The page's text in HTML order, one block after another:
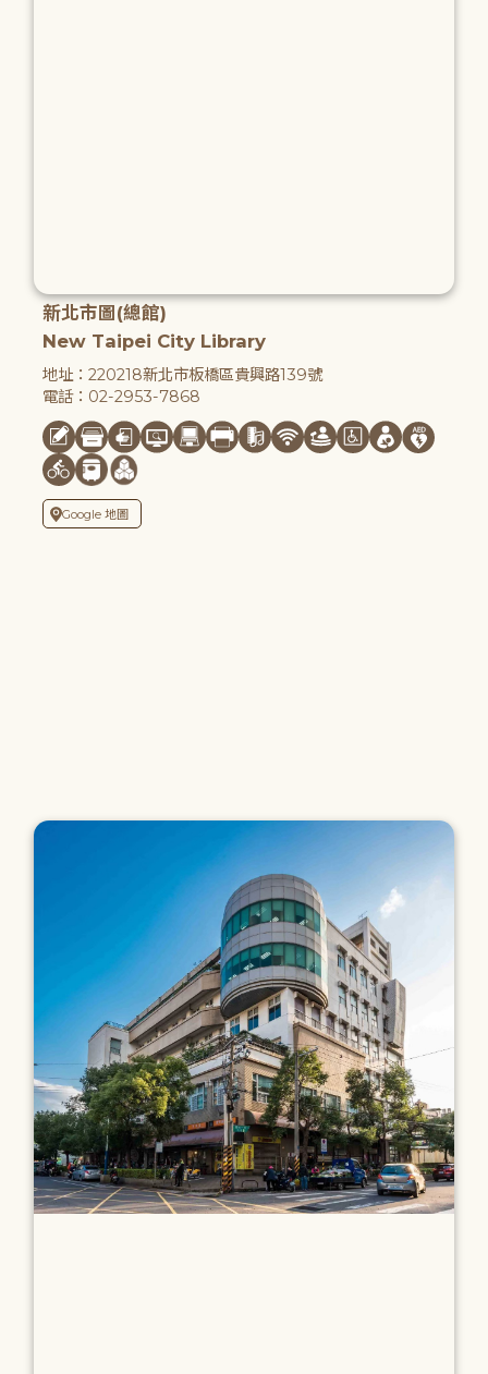
新北市圖(總館)
New Taipei City Library
地址：220218新北市板橋區貴興路139號
電話：02-2953-7868
Google 地圖